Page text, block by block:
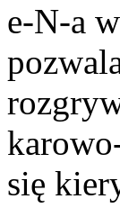
e-N-a
się